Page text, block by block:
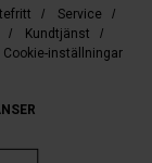
/ Service /
/ Kundtjänst /
Cookie-inställningar